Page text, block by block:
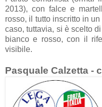
2013), con falce e
rosso, il tutto inscritto in
caso, tuttavia, si è scelto
bianco e rosso, con il
visibile.
Pasquale Calzetta -